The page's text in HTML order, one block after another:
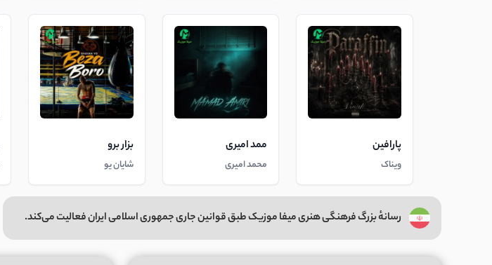
پارافین
ویناک
ممد امیری
محمد امیری
بزار برو
شایان یو
رسانهٔ بزرگ فرهنگی هنری میفا موزیک طبق قوانین جاری جمهوری اسلامی ایران فعالیت می‌کند.